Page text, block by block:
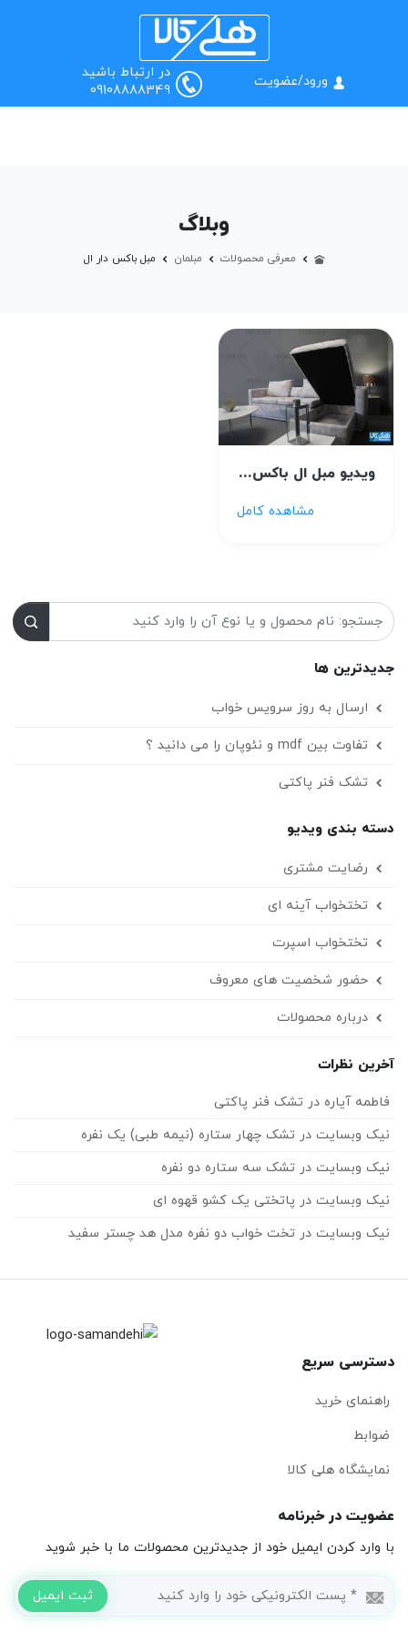
ورود/عضویت
در ارتباط باشید
09108888349
وبلاگ
معرفی محصولات مبلمان مبل باکس دار ال
ویدیو مبل ال باکس دار
مشاهده کامل
جدیدترین ها
ارسال به روز سرویس خواب
تفاوت بین mdf و نئوپان را می دانید ؟
تشک فنر پاکتی
دسته بندی ویدیو
رضایت مشتری
تختخواب آینه ای
تختخواب اسپرت
حضور شخصیت های معروف
درباره محصولات
آخرین نظرات
فاطمه آیاره در تشک فنر پاکتی
نیک وبسایت در تشک چهار ستاره (نیمه طبی) یک نفره
نیک وبسایت در تشک سه ستاره دو نفره
نیک وبسایت در پاتختی یک کشو قهوه ای
نیک وبسایت در تخت خواب دو نفره مدل هد چستر سفید
دسترسی سریع
راهنمای خرید
ضوابط
نمایشگاه هلی کالا
عضویت در خبرنامه
با وارد کردن ایمیل خود از جدیدترین محصولات ما با خبر شوید